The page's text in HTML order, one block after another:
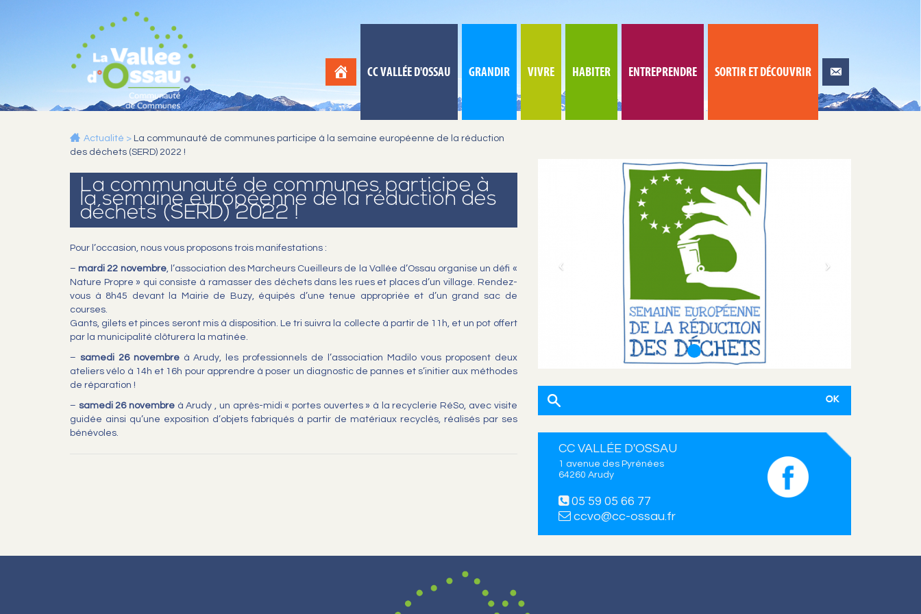
CC VALLÉE D'OSSAU GRANDIR VIVRE HABITER ENTREPRENDRE SORTIR ET DÉCOUVRIR
Actualité > La communauté de communes participe à la semaine européenne de la réduction
des déchets (SERD) 2022 !
La communauté de communes participe à
la semaine européenne de la réduction des
déchets (SERD) 2022 !
Pour l’occasion, nous vous proposons trois manifestations :
– mardi 22 novembre, l’association des Marcheurs Cueilleurs de la Vallée d’Ossau organise un défi «
Nature Propre » qui consiste à ramasser des déchets dans les rues et places d’un village. Rendez-
vous à 8h45 devant la Mairie de Buzy, équipés d’une tenue appropriée et d’un grand sac de
courses.
Gants, gilets et pinces seront mis à disposition. Le tri suivra la collecte à partir de 11h, et un pot offert
par la municipalité clôturera la matinée.
– samedi 26 novembreà Arudy, les professionnels de l’association Madilo vous proposent deux
ateliers vélo à 14h et 16h pour apprendre à poser un diagnostic de pannes et s’initier aux méthodes
de réparation !
– samedi 26 novembre à Arudy , un après-midi « portes ouvertes » à la recyclerie RéSo, avec visite
guidée ainsi qu’une exposition d’objets fabriqués à partir de matériaux recyclés, réalisés par ses
bénévoles.
CC VALLÉE D'OSSAU
1 avenue des Pyrénées
64260 Arudy
05 59 05 66 77
ccvo@cc-ossau.fr